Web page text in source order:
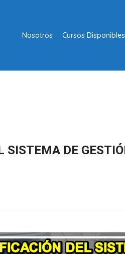
Nosotros Cursos Disponibles
SISTEMA DE